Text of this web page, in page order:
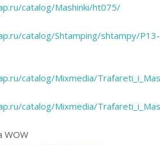
catalog/Mashinki/ht075/
catalog/Shtamping/shtampy/P13-
catalog/Mixmedia/
catalog/Mixmedia/
WOW